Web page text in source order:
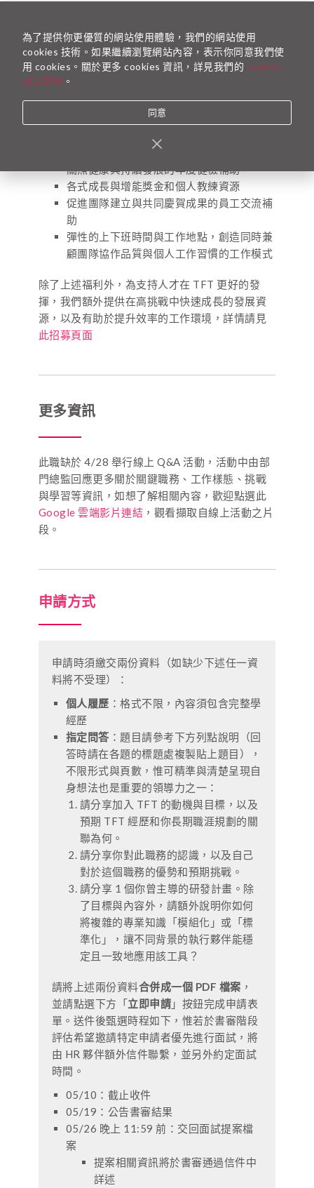
驗與能力調整。
包含年終獎金與年度績效獎金，每年年薪
13.5-16.5 個月。
基本福利包含：
到職即享 7 天特休假，及合乎法規的各類假
用心支持夥伴的結婚、育兒等各項津貼
關照健康與持續發展的年度健檢補助
各式成長與增能獎金和個人教練資源
促進團隊建立與共同慶賀成果的員工交流補
助
彈性的上下班時間與工作地點，創造同時兼
顧團隊協作品質與個人工作習慣的工作模式
除了上述福利外，為支持人才在 TFT 更好的發
揮，我們額外提供在高挑戰中快速成長的發展資
源，以及有助於提升效率的工作環境，詳情請見
此招募頁面
更多資訊
此職缺於 4/28 舉行線上 Q&A 活動，活動中由部
門總監回應更多關於關鍵職務、工作樣態、挑戰
與學習等資訊，如想了解相關內容，歡迎點選此
Google 雲端影片連結 ，觀看擷取自線上活動之片
段。
申請方式
申請時須繳交兩份資料（如缺少下述任一資
料將不受理）：
個人履歷 ：格式不限，內容須包含完整學
經歷
指定問答 ：題目請參考下方列點說明（回
答時請在各題的標題處複製貼上題目），
不限形式與頁數，惟可精準與清楚呈現自
身想法也是重要的領導力之一：
請分享加入 TFT 的動機與目標，以及
預期 TFT 經歷和你長期職涯規劃的關
聯為何。
請分享你對此職務的認識，以及自己
對於這個職務的優勢和預期挑戰。
請分享 1 個你曾主導的研發計畫。除
了目標與內容外，請額外說明你如何
將複雜的專業知識「模組化」或「標
準化」，讓不同背景的執行夥伴能穩
定且一致地應用該工具？
請將上述兩份資料合併成一個 PDF 檔案 ，
並請點選下方「立即申請 」按鈕完成申請表
單。 送件後甄選時程如下，惟若於書審階段
評估希望邀請特定申請者優先進行面試，將
由 HR 夥伴額外信件聯繫，並另外約定面試
時間。
05/10：截止收件
05/19：公告書審結果
05/26 晚上 11:59 前：交回面試提案檔
案
提案相關資訊將於書審通過信件中
詳述
為了提供你更優質的網站使用體驗，我們的網站使用
cookies 技術。如果繼續瀏覽網站內容，表示你同意我們使
用 cookies。關於更多 cookies 資訊，詳見我們的 cookies
政策聲明 。
同意